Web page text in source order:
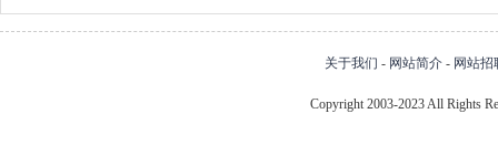
关于我们 - 网站简介 - 网站招
Copyright 2003-2023 All Rights